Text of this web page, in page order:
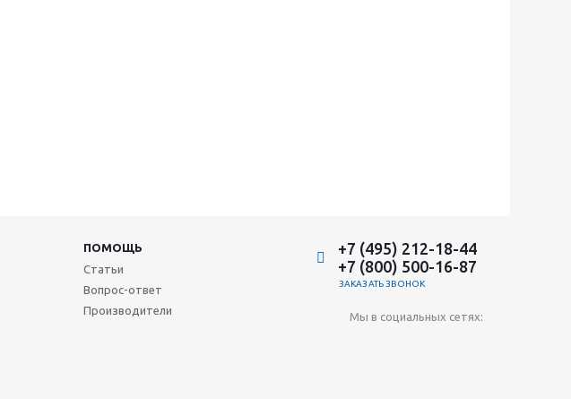
ПОМОЩЬ
Статьи
Вопрос-ответ
Производители
+7 (495) 212-18-44
+7 (800) 500-16-87
ЗАКАЗАТЬ ЗВОНОК
Мы в социальных сетях: